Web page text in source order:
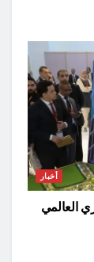
أخبار
العالمي